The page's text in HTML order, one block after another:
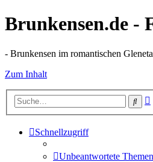
Brunkensen.de -
- Brunkensen im romantischen
Zum Inhalt
Schnellzugriff
Unbeantwortete Themen